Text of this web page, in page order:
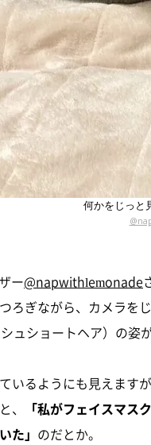
何かをじっと
ー@napwithlemonade
ろぎながら、カメラを
ュショートヘア）の姿
いるようにも見えます
、
「私がフェイスマス
た」 のだとか。